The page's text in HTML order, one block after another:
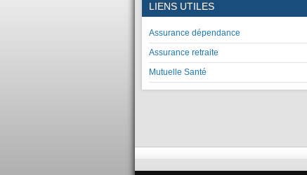
LIENS UTILES
Assurance dépendance
Assurance retraite
Mutuelle Santé